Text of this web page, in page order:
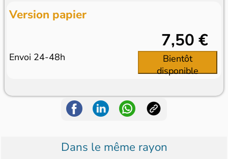
Version papier
Envoi 24-48h
7,50 €
Bientôt
disponible
Dans le même rayon